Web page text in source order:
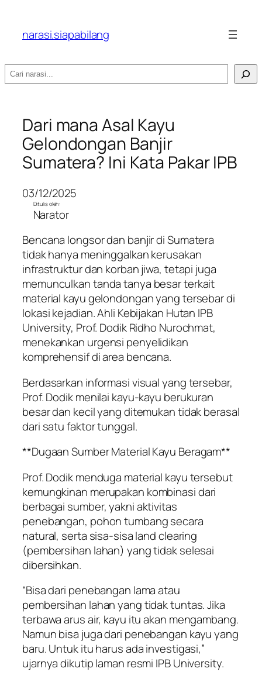
narasi.siapabilang
Search
Dari mana Asal Kayu
Gelondongan Banjir
Sumatera? Ini Kata Pakar IPB
03/12/2025
Ditulis oleh:
Narator
Bencana longsor dan banjir di Sumatera
tidak hanya meninggalkan kerusakan
infrastruktur dan korban jiwa, tetapi juga
memunculkan tanda tanya besar terkait
material kayu gelondongan yang tersebar di
lokasi kejadian. Ahli Kebijakan Hutan IPB
University, Prof. Dodik Ridho Nurochmat,
menekankan urgensi penyelidikan
komprehensif di area bencana.
Berdasarkan informasi visual yang tersebar,
Prof. Dodik menilai kayu-kayu berukuran
besar dan kecil yang ditemukan tidak berasal
dari satu faktor tunggal.
**Dugaan Sumber Material Kayu Beragam**
Prof. Dodik menduga material kayu tersebut
kemungkinan merupakan kombinasi dari
berbagai sumber, yakni aktivitas
penebangan, pohon tumbang secara
natural, serta sisa-sisa land clearing
(pembersihan lahan) yang tidak selesai
dibersihkan.
“Bisa dari penebangan lama atau
pembersihan lahan yang tidak tuntas. Jika
terbawa arus air, kayu itu akan mengambang.
Namun bisa juga dari penebangan kayu yang
baru. Untuk itu harus ada investigasi,”
ujarnya dikutip laman resmi IPB University.